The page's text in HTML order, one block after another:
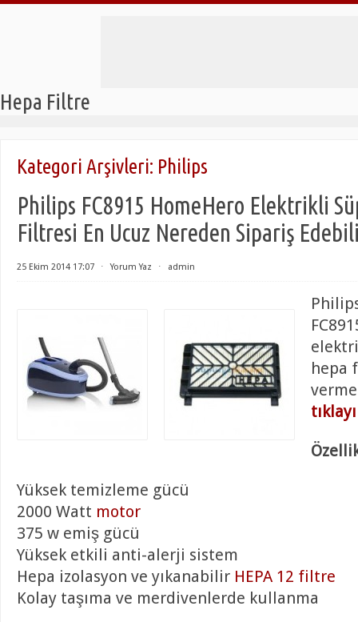
Hepa Filtre
Kategori Arşivleri: Philips
Philips FC8915 HomeHero Elektrikli
Filtresi En Ucuz Nereden Sipariş
25 Ekim 2014 17:07 ⋅ Yorum Yaz ⋅ admin
hepa
Yüksek temizleme gücü
2000 Watt motor
375 w emiş gücü
Yüksek etkili anti-alerji sistem
Hepa izolasyon ve yıkanabilir HEPA 12 filtre
Kolay taşıma ve merdivenlerde kullanma